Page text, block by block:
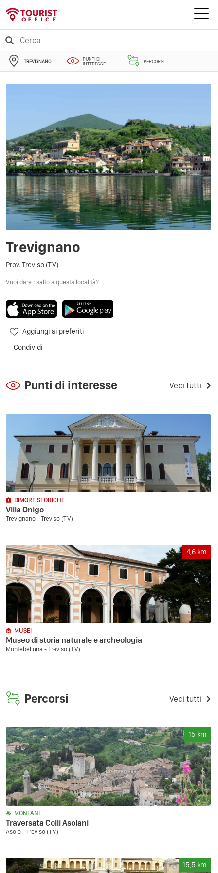
TREVIGNANO
PUNTI DI
INTERESSE
PERCORSI
Trevignano
Prov. Treviso (TV)
Vuoi dare risalto a questa località?
Aggiungi ai preferiti
Condividi
Punti di interesse Vedi tutti
DIMORE STORICHE
Villa Onigo
Trevignano - Treviso (TV)
4,6 km
MUSEI
Museo di storia naturale e archeologia
Montebelluna - Treviso (TV)
Percorsi Vedi tutti
15 km
MONTANI
Traversata Colli Asolani
Asolo - Treviso (TV)
15,5 km